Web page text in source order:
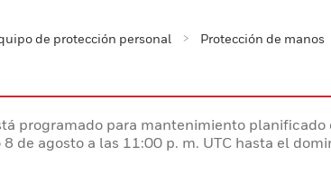
de protección personal Protección de manos
programado para mantenimiento planificado
de agosto a las 11:00 p. m. UTC hasta el